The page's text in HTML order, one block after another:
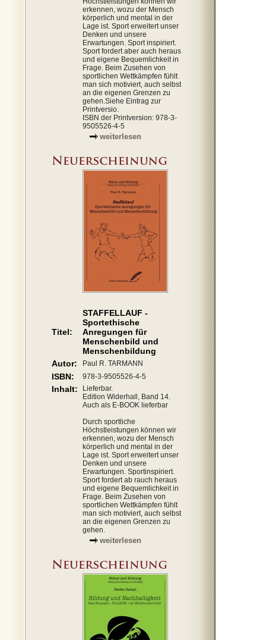
erkennen, wozu der Mensch
körperlich und mental in der
Lage ist. Sport erweitert unser
Denken und unsere
Erwartungen. Sport inspiriert.
Sport fordert aber auch heraus
und eigene Bequemlichkeit in
Frage. Beim Zusehen von
sportlichen Wettkämpfen fühlt
man sich motiviert, auch selbst
an die eigenen Grenzen zu
gehen.Siehe Eintrag zur
Printversio.
ISBN der Printversion: 978-3-
9505526-4-5
weiterlesen
Titel:
STAFFELLAUF -
Sportethische
Anregungen für
Menschenbild und
Menschenbildung
Autor:
Paul R. TARMANN
ISBN: 978-3-9505526-4-5
Inhalt:
Lieferbar.
Edition Widerhall, Band 14.
Auch als E-BOOK lieferbar
Durch sportliche
Höchstleistungen können wir
erkennen, wozu der Mensch
körperlich und mental in der
Lage ist. Sport erweitert unser
Denken und unsere
Erwartungen. Sportinspiriert.
Sport fordert ab rauch heraus
und eigene Bequemlichkeit in
Frage. Beim Zusehen von
sportlichen Wettkämpfen fühlt
man sich motiviert, auch selbst
an die eigenen Grenzen zu
gehen.
weiterlesen